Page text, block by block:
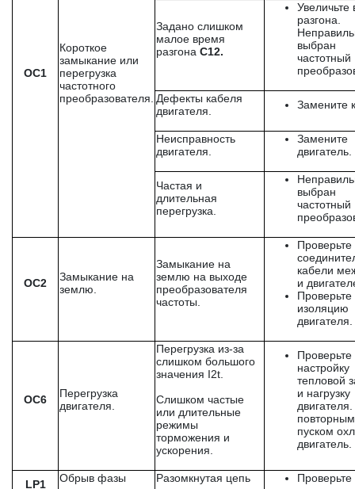
OC1
Короткое
замыкание или
перегрузка
частотного
преобразователя.
Задано слишком
малое время
разгона C12.
Увеличьте
разгона.
выбран
частотный
Дефекты кабеля
двигателя.
Замените
Неисправность
двигателя.
Замените
двигатель.
Частая и
длительная
перегрузка.
выбран
частотный
OC2
Замыкание на
землю.
Замыкание на
землю на выходе
преобразователя
частоты.
Проверьте
кабели
и
Проверьте
изоляцию
двигателя.
OC6
Перегрузка
двигателя.
Перегрузка из-за
слишком большого
значения I2t.
Слишком частые
или длительные
режимы
торможения и
ускорения.
Проверьте
настройку
тепловой
и нагрузку
повторным
пуском
двигатель.
LP1
Обрыв фазы
Разомкнутая цепь
Проверьте